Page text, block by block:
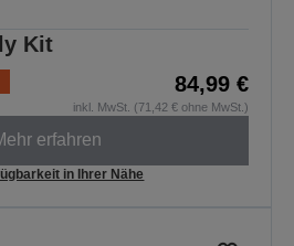
Kit
84,99 €
inkl. MwSt. (71,42 € ohne MwSt.)
erfahren
in Ihrer Nähe